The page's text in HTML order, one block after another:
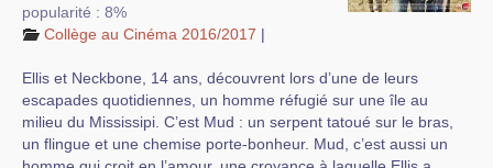
popularité : 8%
Collège au Cinéma 2016/2017 |
Ellis et Neckbone, 14 ans, découvrent lors d’une de leurs
escapades quotidiennes, un homme réfugié sur une île au
milieu du Mississipi. C’est Mud : un serpent tatoué sur le bras,
un flingue et une chemise porte-bonheur. Mud, c’est aussi un